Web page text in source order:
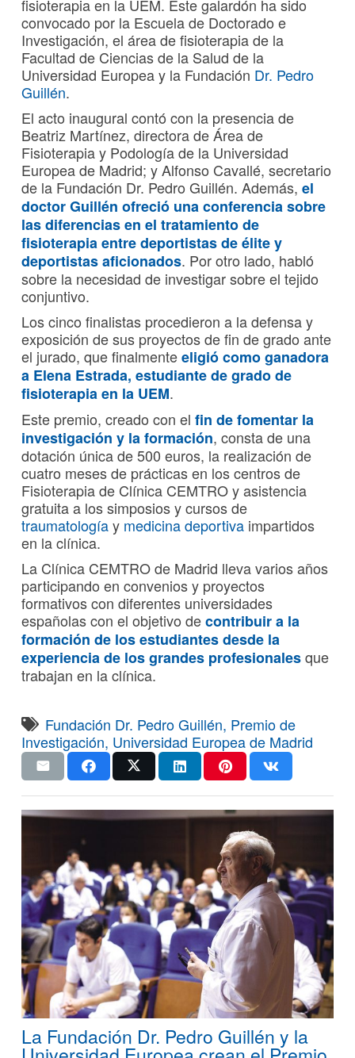
fisioterapia en la UEM. Este galardón ha sido
convocado por la Escuela de Doctorado e
Investigación, el área de fisioterapia de la
Facultad de Ciencias de la Salud de la
Universidad Europea y la Fundación Dr. Pedro
Guillén.
El acto inaugural contó con la presencia de
Beatriz Martínez, directora de Área de
Fisioterapia y Podología de la Universidad
Europea de Madrid; y Alfonso Cavallé, secretario
de la Fundación Dr. Pedro Guillén. Además, el
doctor Guillén ofreció una conferencia sobre
las diferencias en el tratamiento de
fisioterapia entre deportistas de élite y
deportistas aficionados. Por otro lado, habló
sobre la necesidad de investigar sobre el tejido
conjuntivo.
Los cinco finalistas procedieron a la defensa y
exposición de sus proyectos de fin de grado ante
el jurado, que finalmenteeligió como ganadora
a Elena Estrada, estudiante de grado de
fisioterapia en la UEM.
Este premio, creado con el fin de fomentar la
investigación y la formación, consta de una
dotación única de 500 euros, la realización de
cuatro meses de prácticas en los centros de
Fisioterapia de Clínica CEMTRO y asistencia
gratuita a los simposios y cursos de
traumatologíay medicina deportiva impartidos
en la clínica.
La Clínica CEMTRO de Madrid lleva varios años
participando en convenios y proyectos
formativos con diferentes universidades
españolas con el objetivo decontribuir a la
formación de los estudiantes desde la
experiencia de los grandes profesionalesque
trabajan en la clínica.
Fundación Dr. Pedro Guillén, Premio de
Investigación, Universidad Europea de Madrid
La Fundación Dr. Pedro Guillén y la